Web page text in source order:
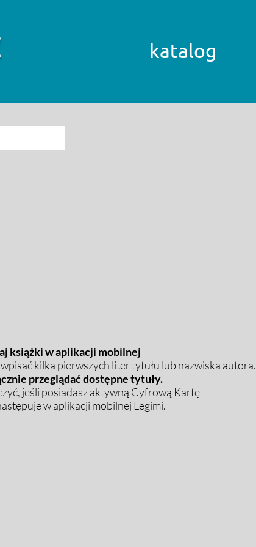
katalog
książki w aplikacji mobilnej
kilka pierwszych liter tytułu lub nazwiska autora.
przeglądać dostępne tytuły.
jeśli posiadasz aktywną Cyfrową Kartę
w aplikacji mobilnej Legimi.